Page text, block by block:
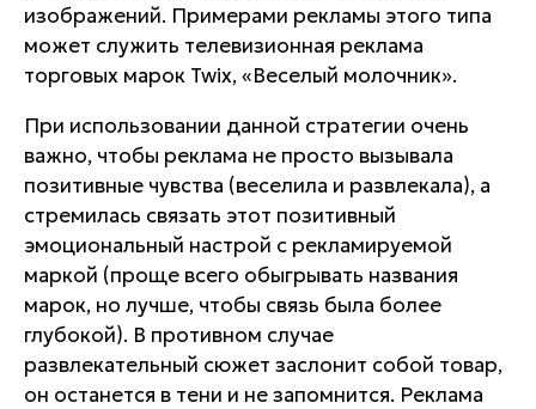
изображений. Примерами рекламы этого типа
может служить телевизионная реклама
торговых марок Twix, «Веселый молочник».
При использовании данной стратегии очень
важно, чтобы реклама не просто вызывала
позитивные чувства (веселила и развлекала), а
стремилась связать этот позитивный
эмоциональный настрой с рекламируемой
маркой (проще всего обыгрывать названия
марок, но лучше, чтобы связь была более
глубокой). В противном случае
развлекательный сюжет заслонит собой товар,
он останется в тени и не запомнится. Реклама